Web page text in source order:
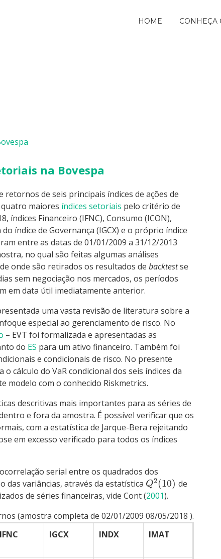
HOME CONHEÇA
na Bovespa
de seis principais índices de ações de
maiores índices setoriais pelo critério de
índices Financeiro (IFNC), Consumo (ICON),
índice de Governança (IGCX) e o próprio índice
entre as datas de 01/01/2009 a 31/12/2013
no qual são feitas algumas análises
onde são retirados os resultados de backtestse
sem negociação nos mercados, os períodos
em data útil imediatamente anterior.
uma vasta revisão de literatura sobre a
especial ao gerenciamento de risco. No
– EVT foi formalizada e apresentadas as
do ES para um ativo financeiro. Também foi
e condicionais de risco. No presente
cálculo do VaR condicional dos seis índices da
modelo com o conhecido Riskmetrics.
descritivas mais importantes para as séries de
e fora da amostra. É possível verificar que os
com a estatística de Jarque-Bera rejeitando
em excesso verificado para todos os índices
serial entre os quadrados dos
das variâncias, através da estatística Q2(10) de
de séries financeiras, vide Cont (2001).
(amostra completa de 02/01/2009 08/05/2018 ).
IFNC IGCX INDX IMAT